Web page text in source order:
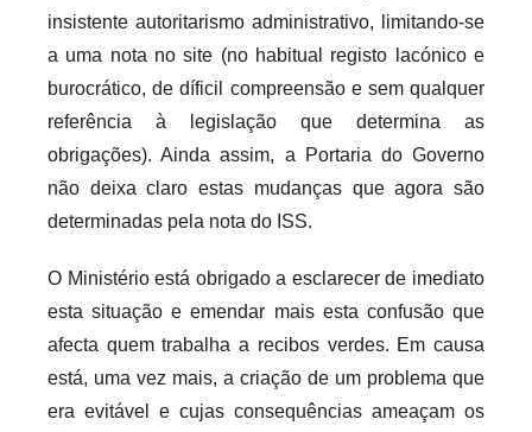
insistente autoritarismo administrativo, limitando-se
a uma nota no site (no habitual registo lacónico e
burocrático, de díficil compreensão e sem qualquer
referência à legislação que determina as
obrigações). Ainda assim, a Portaria do Governo
não deixa claro estas mudanças que agora são
determinadas pela nota do ISS.
O Ministério está obrigado a esclarecer de imediato
esta situação e emendar mais esta confusão que
afecta quem trabalha a recibos verdes. Em causa
está, uma vez mais, a criação de um problema que
era evitável e cujas consequências ameaçam os